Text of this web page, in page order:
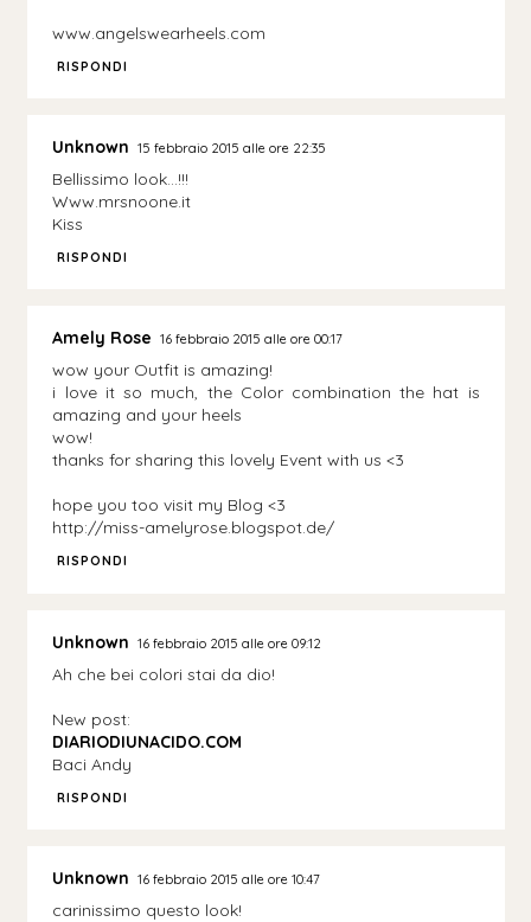
www.angelswearheels.com
RISPONDI
Unknown 15 febbraio 2015 alle ore 22:35
Bellissimo look...!!!
Www.mrsnoone.it
Kiss
RISPONDI
Amely Rose 16 febbraio 2015 alle ore 00:17
wow your Outfit is amazing!
i love it so much, the Color combination the hat is
amazing and your heels
wow!
thanks for sharing this lovely Event with us <3
hope you too visit my Blog <3
http://miss-amelyrose.blogspot.de/
RISPONDI
Unknown 16 febbraio 2015 alle ore 09:12
Ah che bei colori stai da dio!
New post:
DIARIODIUNACIDO.COM
Baci Andy
RISPONDI
Unknown 16 febbraio 2015 alle ore 10:47
carinissimo questo look!